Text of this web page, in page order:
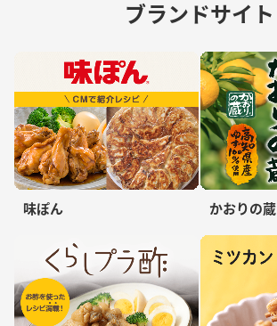
ブランドサイト
味ぽん かおりの蔵